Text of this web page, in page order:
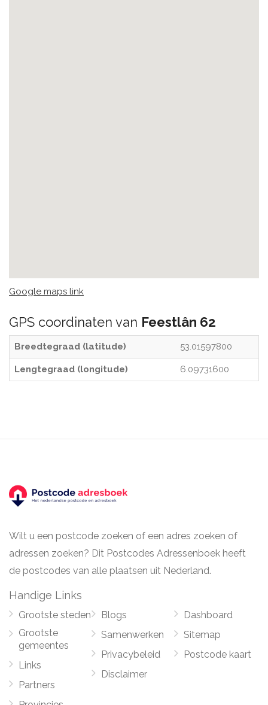
Google maps link
GPS coordinaten van Feestlân 62
Breedtegraad (latitude) 53.01597800
Lengtegraad (longitude) 6.09731600
Wilt u een postcode zoeken of een adres zoeken of
adressen zoeken? Dit Postcodes Adressenboek heeft
de postcodes van alle plaatsen uit Nederland.
Handige Links
Grootste steden
Grootste
gemeentes
Links
Partners
Blogs
Samenwerken
Privacybeleid
Disclaimer
Dashboard
Sitemap
Postcode kaart